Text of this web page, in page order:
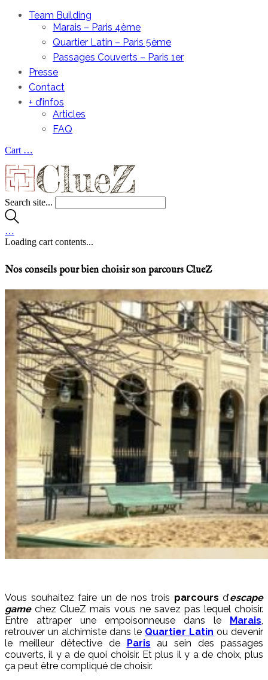
Team Building
Marais – Paris 4ème
Quartier Latin – Paris 5ème
Passages Couverts – Paris 1er
Presse
Contact
+ d’infos
Articles
FAQ
Cart …
Search site...
…
Loading cart contents...
Nos conseils pour bien choisir son parcours ClueZ
Vous souhaitez faire un de nos trois parcours d’escape
gamechez ClueZ mais vous ne savez pas lequel choisir.
Entre attraper une empoisonneuse dans le Marais
retrouver un alchimiste dans le Quartier Latin ou devenir
le meilleur détective de Paris au sein des passages
couverts, il y a de quoi choisir. Et plus il y a de choix, plus
ça peut être compliqué de choisir.